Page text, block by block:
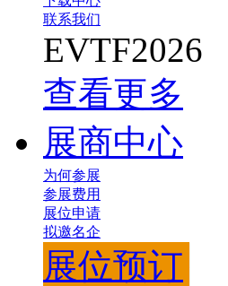
联系我们
EVTF2026
查看更多
展商中心
为何参展
参展费用
展位申请
拟邀名企
展位预订